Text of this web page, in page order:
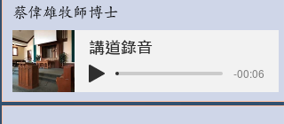
蔡偉雄牧師博士
講道錄音
-00:06